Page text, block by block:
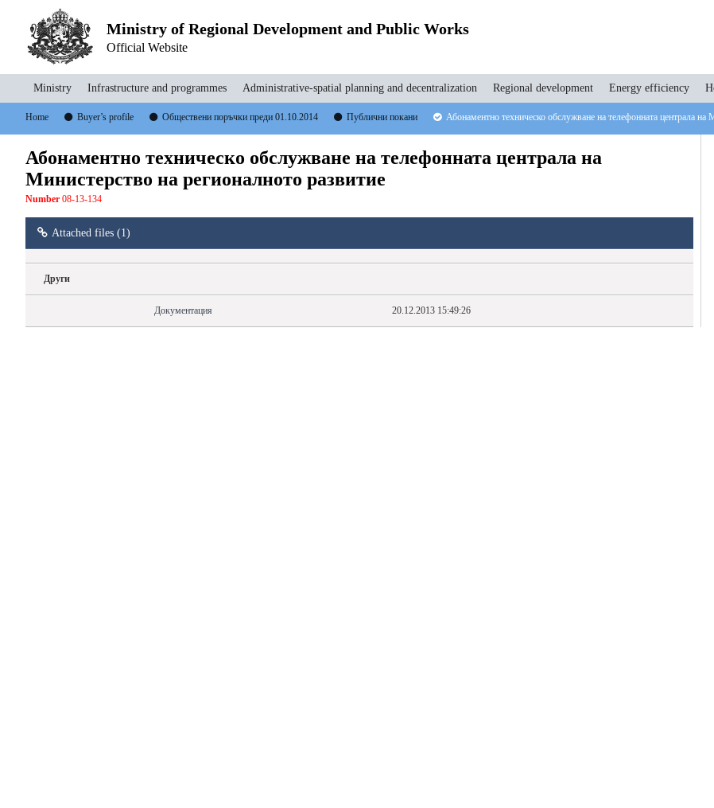
Ministry of Regional Development and Public Works
Official Website
Ministry Infrastructure and programmes Administrative-spatial planning and decentralization Regional development Energy efficiency
Home Buyer’s profile Обществени поръчки преди 01.10.2014 Публични покани Абонаментно техническо обслужване на телефонната централа на
Абонаментно техническо обслужване на телефонната централа на
Министерство на регионалното развитие
Number 08-13-134
Attached files (1)
Други
Документация 20.12.2013 15:49:26